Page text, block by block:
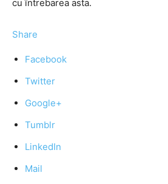
cu întrebarea asta.
Share
Facebook
Twitter
Google+
Tumblr
LinkedIn
Mail